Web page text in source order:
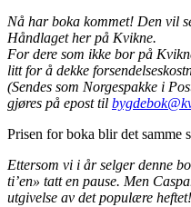
Nå har boka kommet! Den vil
Håndlaget her på Kvikne.
For dere som ikke bor på
litt for å dekke
(Sendes som Norgespakke i
gjøres på epost til
Prisen for boka blir det samme
Ettersom vi i år selger denne
ti’en» tatt en pause. Men
utgivelse av det populære heftet!